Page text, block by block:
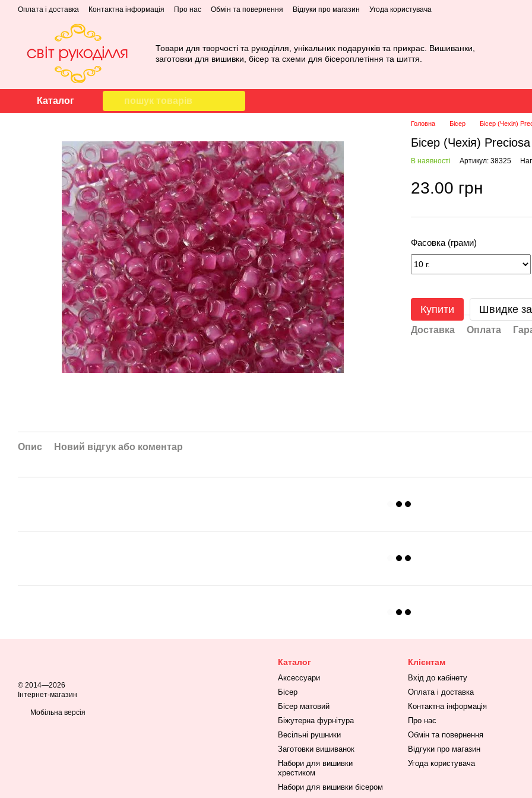
Перейти до основного контенту
Оплата і доставка Контактна інформація Про нас Обмін та повернення Відгуки про магазин Угода користувача
Товари для творчості та рукоділля, унікальних подарунків та прикрас. Вишиванки,
заготовки для вишивки, бісер та схеми для бісероплетіння та шиття.
Каталог
Головна Бісер Бісер (Чехія)
Бісер (Чехія)
В наявності Артикул: 38325
23.00 грн
Фасовка (грами)
Купити Швидке
Доставка Оплата
Опис Новий відгук або коментар
© 2014—2026
Інтернет-магазин
Мобільна версія
Каталог
Аксессуари
Бісер
Бісер матовий
Біжутерна фурнітура
Весільні рушники
Заготовки вишиванок
Набори для вишивки
хрестиком
Набори для вишивки бісером
Клієнтам
Вхід до кабінету
Оплата і доставка
Контактна інформація
Про нас
Обмін та повернення
Відгуки про магазин
Угода користувача